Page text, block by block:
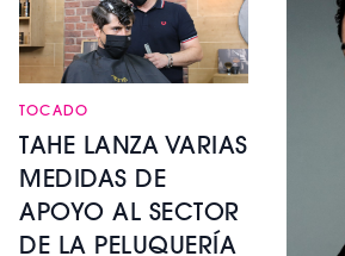
TOCADO
TAHE LANZA VARIAS
MEDIDAS DE
APOYO AL SECTOR
DE LA PELUQUERÍA